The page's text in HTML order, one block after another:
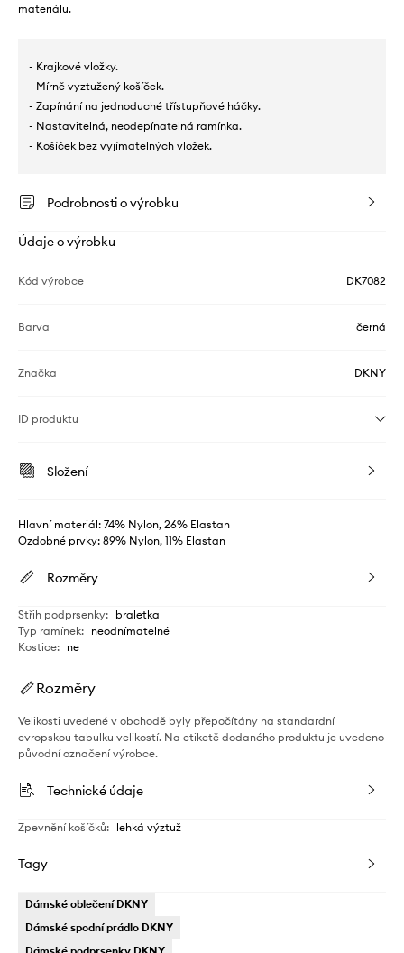
materiálu.
- Krajkové vložky.
- Mírně vyztužený košíček.
- Zapínání na jednoduché třístupňové háčky.
- Nastavitelná, neodepínatelná ramínka.
- Košíček bez vyjímatelných vložek.
Podrobnosti o výrobku
Údaje o výrobku
Kód výrobce DK7082
Barva černá
Značka DKNY
ID produktu
Složení
Hlavní materiál: 74% Nylon, 26% Elastan
Ozdobné prvky: 89% Nylon, 11% Elastan
Rozměry
Střih podprsenky: braletka
Typ ramínek: neodnímatelné
Kostice: ne
Rozměry
Velikosti uvedené v obchodě byly přepočítány na standardní
evropskou tabulku velikostí. Na etiketě dodaného produktu je uvedeno
původní označení výrobce.
Technické údaje
Zpevnění košíčků: lehká výztuž
Tagy
Dámské oblečení DKNY
Dámské spodní prádlo DKNY